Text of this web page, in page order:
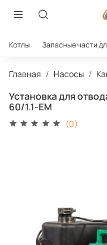
Котлы Запасные части
Главная Насосы
Установка для
60/1.1-EM
(0)